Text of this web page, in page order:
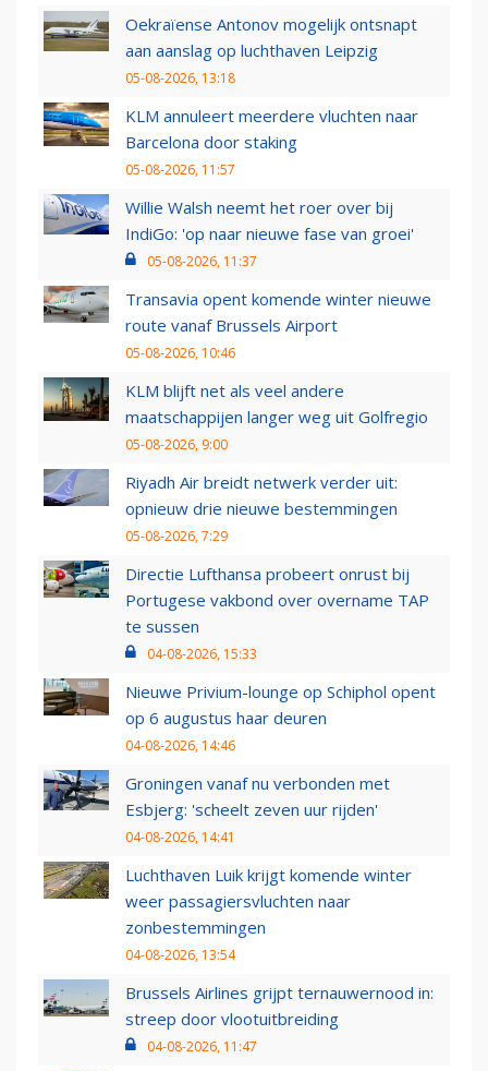
Oekraïense Antonov mogelijk ontsnapt
aan aanslag op luchthaven Leipzig
05-08-2026, 13:18
KLM annuleert meerdere vluchten naar
Barcelona door staking
05-08-2026, 11:57
Willie Walsh neemt het roer over bij
IndiGo: 'op naar nieuwe fase van groei'
05-08-2026, 11:37
Transavia opent komende winter nieuwe
route vanaf Brussels Airport
05-08-2026, 10:46
KLM blijft net als veel andere
maatschappijen langer weg uit Golfregio
05-08-2026, 9:00
Riyadh Air breidt netwerk verder uit:
opnieuw drie nieuwe bestemmingen
05-08-2026, 7:29
Directie Lufthansa probeert onrust bij
Portugese vakbond over overname TAP
te sussen
04-08-2026, 15:33
Nieuwe Privium-lounge op Schiphol opent
op 6 augustus haar deuren
04-08-2026, 14:46
Groningen vanaf nu verbonden met
Esbjerg: 'scheelt zeven uur rijden'
04-08-2026, 14:41
Luchthaven Luik krijgt komende winter
weer passagiersvluchten naar
zonbestemmingen
04-08-2026, 13:54
Brussels Airlines grijpt ternauwernood in:
streep door vlootuitbreiding
04-08-2026, 11:47